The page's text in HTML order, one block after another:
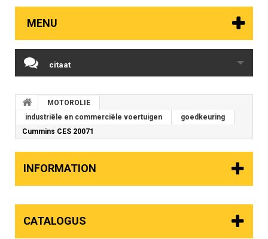
MENU
citaat
MOTOROLIE
industriële en commerciële voertuigen
goedkeuring
Cummins CES 20071
INFORMATION
CATALOGUS